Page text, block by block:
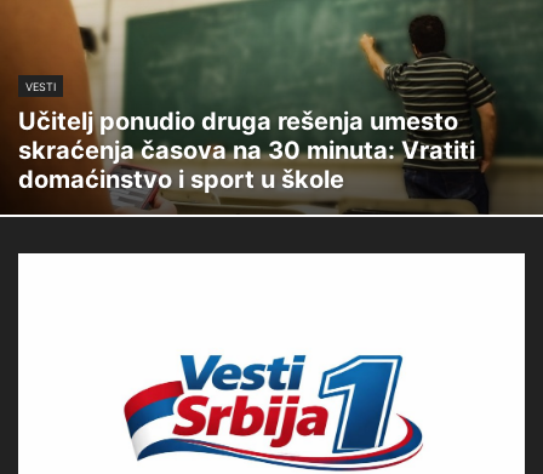
VESTI
Učitelj ponudio druga rešenja umesto
skraćenja časova na 30 minuta: Vratiti
domaćinstvo i sport u škole